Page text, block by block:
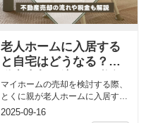
老人ホームに入居する
と自宅はどうなる？不
も解説
マイホームの売却を検討する際、
とくに親が老人ホームに入居する
場合は、自宅の売却が現実的な選
2025-09-16